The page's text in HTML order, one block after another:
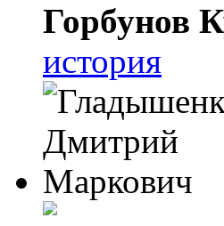
Горбунов
история